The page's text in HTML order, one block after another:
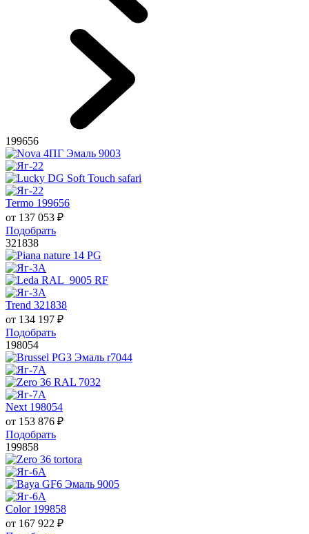
199656
Termo 199656
от 137 053 ₽
Подобрать
321838
Trend 321838
от 134 197 ₽
Подобрать
198054
Next 198054
от 153 876 ₽
Подобрать
199858
Color 199858
от 167 922 ₽